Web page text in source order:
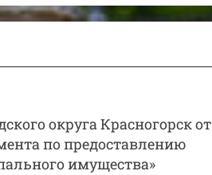
округа Красногорск от
по предоставлению
имущества»